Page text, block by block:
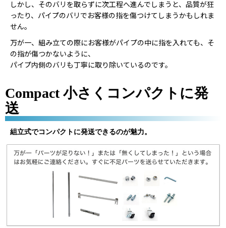
しかし、そのバリを取らずに次工程へ進んでしまうと、品質が狂
ったり、パイプのバリでお客様の指を傷つけてしまうかもしれま
せん。
万が一、組み立ての際にお客様がパイプの中に指を入れても、そ
の指が傷つかないように、
パイプ内側のバリも丁寧に取り除いているのです。
Compact 小さくコンパクトに発
送
組立式でコンパクトに発送できるのが魅力。